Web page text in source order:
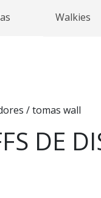
Walkies
/ tomas wall
DE